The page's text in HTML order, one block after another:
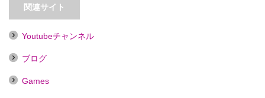
店】
関連サイト
Youtubeチャンネル
ブログ
Games